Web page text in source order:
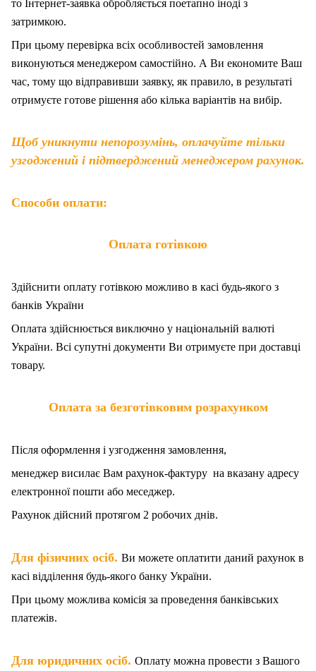
то Інтернет-заявка обробляється поетапно іноді з
затримкою.
При цьому перевірка всіх особливостей замовлення
виконуються менеджером самостійно. А Ви економите Ваш
час, тому що відправивши заявку, як правило, в результаті
отримуєте готове рішення або кілька варіантів на вибір.
Щоб уникнути непорозумінь, оплачуйте тільки
узгоджений і підтверджений менеджером рахунок.
Способи оплати:
Оплата готівкою
Здійснити оплату готівкою можливо в касі будь-якого з
банків України
Оплата здійснюється виключно у національній валюті
України. Всі супутні документи Ви отримуєте при доставці
товару.
Оплата за безготівковим розрахунком
Після оформлення і узгодження замовлення,
менеджер висилає Вам рахунок-фактуру на вказану адресу
електронної пошти або меседжер.
Рахунок дійсний протягом 2 робочих днів.
Для фізичних осіб. Ви можете оплатити даний рахунок в
касі відділення будь-якого банку України.
При цьому можлива комісія за проведення банківських
платежів.
Для юридичних осіб. Оплату можна провести з Вашого